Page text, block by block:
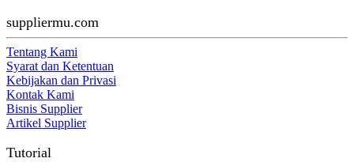
suppliermu.com
Tentang Kami
Syarat dan Ketentuan
Kebijakan dan Privasi
Kontak Kami
Bisnis Supplier
Artikel Supplier
Tutorial